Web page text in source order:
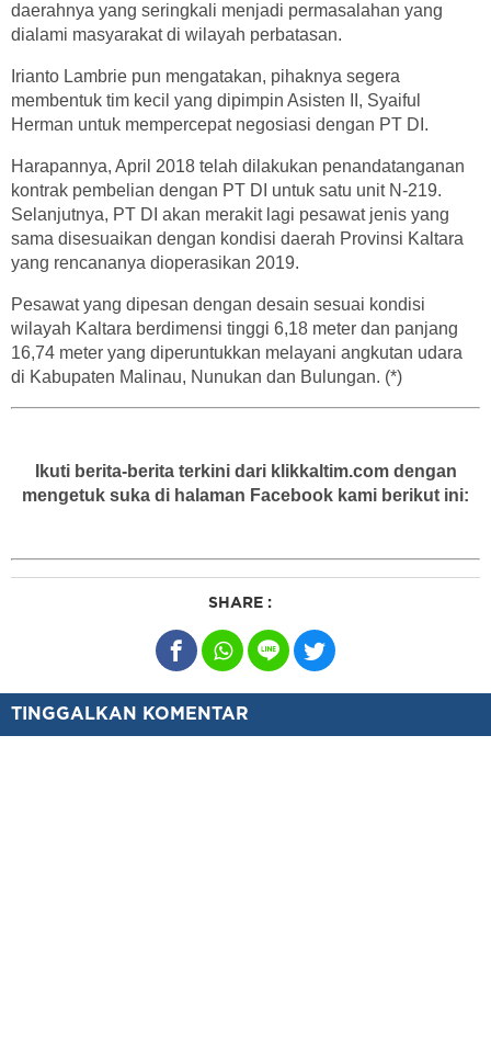
daerahnya yang seringkali menjadi permasalahan yang
dialami masyarakat di wilayah perbatasan.
Irianto Lambrie pun mengatakan, pihaknya segera
membentuk tim kecil yang dipimpin Asisten II, Syaiful
Herman untuk mempercepat negosiasi dengan PT DI.
Harapannya, April 2018 telah dilakukan penandatanganan
kontrak pembelian dengan PT DI untuk satu unit N-219.
Selanjutnya, PT DI akan merakit lagi pesawat jenis yang
sama disesuaikan dengan kondisi daerah Provinsi Kaltara
yang rencananya dioperasikan 2019.
Pesawat yang dipesan dengan desain sesuai kondisi
wilayah Kaltara berdimensi tinggi 6,18 meter dan panjang
16,74 meter yang diperuntukkan melayani angkutan udara
di Kabupaten Malinau, Nunukan dan Bulungan. (*)
Ikuti berita-berita terkini dari klikkaltim.com dengan
mengetuk suka di halaman Facebook kami berikut ini:
SHARE :
TINGGALKAN KOMENTAR